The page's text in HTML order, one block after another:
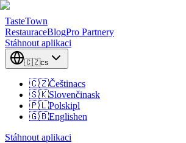
TasteTown
RestauraceBlogPro Partnery
Stáhnout aplikaci
🇨🇿cs
🇨🇿Češtinacs
🇸🇰Slovenčinask
🇵🇱Polskipl
🇬🇧Englishen
Stáhnout aplikaci